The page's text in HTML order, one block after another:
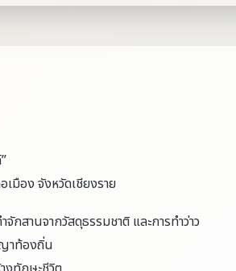
มือง จังหวัดเชียงราย
กสานจากวัสดุธรรมชาติ และการทำว่าว
าท้องถิ่น